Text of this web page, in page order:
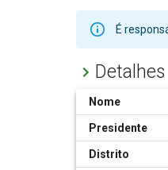
É
Detalhes
Nome
Presidente
Distrito